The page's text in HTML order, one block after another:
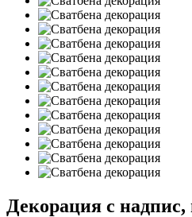
Декорация с надпис,